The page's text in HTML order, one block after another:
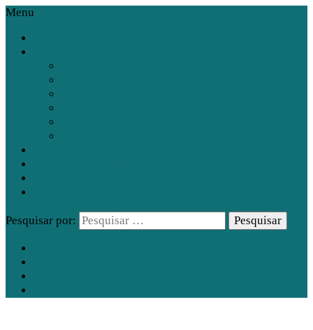
Menu
Pesquisar por: